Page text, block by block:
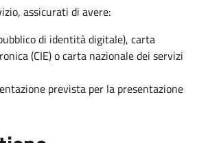
assicurati di avere:
di identità digitale), carta
(CIE) o carta nazionale dei servizi
prevista per la presentazione